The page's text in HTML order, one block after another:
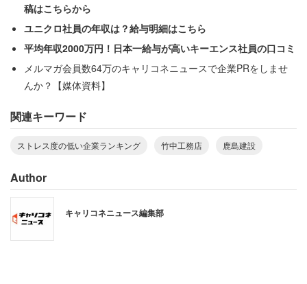
るまで高い技術力を持つ点が強みで、2019年3月期の売上
高は1兆9742億円にものぼった。
育児のためのフレックス短時間勤務制度は、子どもが小学
暇」もあり、ワークライフバランスを充実させている。長
時間労働を削減するため、「時短検討会」の開催や「働き
力を入れており、女性目線で建設現場の職場環境改善を図
る「鹿島たんぽぽ活動」も行っている。こうした取り組み
が認められ、2014年には、「くるみん認定」を受けてい
稿はこちらから
ユニクロ社員の年収は？給与明細はこちら
平均年収2000万円！日本一給与が高いキーエンス社員の口コミ
メルマガ会員数64万のキャリコネニュースで企業PRをしませ
んか？【媒体資料】
関連キーワード
ストレス度の低い企業ランキング 竹中工務店 鹿島建設
Author
キャリコネニュース編集部